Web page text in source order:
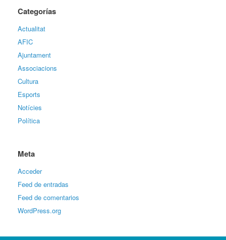
Categorías
Actualitat
AFIC
Ajuntament
Associacions
Cultura
Esports
Notícies
Política
Meta
Acceder
Feed de entradas
Feed de comentarios
WordPress.org